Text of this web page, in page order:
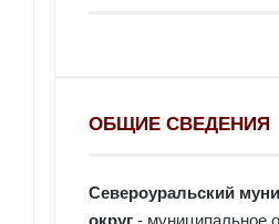
ОБЩИЕ СВЕДЕНИЯ
Североуральский
округ - муниципальное